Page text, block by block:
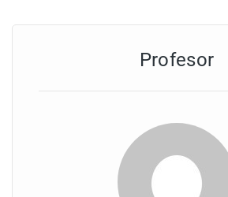
Director de proyectos
Profesionales/analistas de
Profesor